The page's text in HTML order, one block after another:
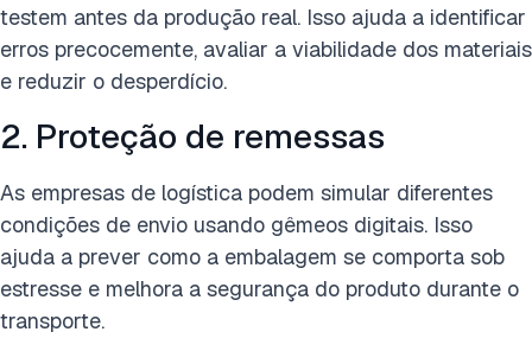
testem antes da produção real. Isso ajuda a identificar
erros precocemente, avaliar a viabilidade dos materiais
e reduzir o desperdício.
2. Proteção de remessas
As empresas de logística podem simular diferentes
condições de envio usando gêmeos digitais. Isso
ajuda a prever como a embalagem se comporta sob
estresse e melhora a segurança do produto durante o
transporte.